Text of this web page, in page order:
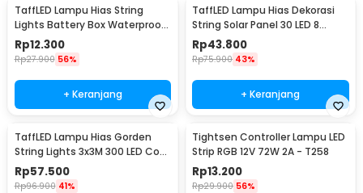
TaffLED Lampu Hias String
Lights Battery Box Waterproof
50 LED 5M - G5
Rp12.300
Rp27.900 56%
+ Keranjang
TaffLED Lampu Hias Dekorasi
String Solar Panel 30 LED 8
Mode 6.5M - 896
Rp43.800
Rp75.900 43%
+ Keranjang
TaffLED Lampu Hias Gorden
String Lights 3x3M 300 LED Cool
White 18W - 300L
Rp57.500
Rp96.900 41%
Tightsen Controller Lampu LED
Strip RGB 12V 72W 2A - T258
Rp13.200
Rp29.900 56%